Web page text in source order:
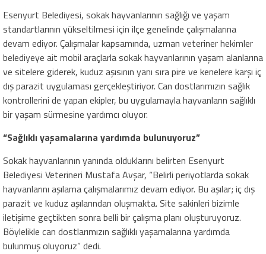
Esenyurt Belediyesi, sokak hayvanlarının sağlığı ve yaşam
standartlarının yükseltilmesi için ilçe genelinde çalışmalarına
devam ediyor. Çalışmalar kapsamında, uzman veteriner hekimler
belediyeye ait mobil araçlarla sokak hayvanlarının yaşam alanlarına
ve sitelere giderek, kuduz aşısının yanı sıra pire ve kenelere karşı iç
dış parazit uygulaması gerçekleştiriyor. Can dostlarımızın sağlık
kontrollerini de yapan ekipler, bu uygulamayla hayvanların sağlıklı
bir yaşam sürmesine yardımcı oluyor.
“Sağlıklı yaşamalarına yardımda bulunuyoruz”
Sokak hayvanlarının yanında olduklarını belirten Esenyurt
Belediyesi Veterineri Mustafa Avşar, “Belirli periyotlarda sokak
hayvanlarını aşılama çalışmalarımız devam ediyor. Bu aşılar; iç dış
parazit ve kuduz aşılarından oluşmakta. Site sakinleri bizimle
iletişime geçtikten sonra belli bir çalışma planı oluşturuyoruz.
Böylelikle can dostlarımızın sağlıklı yaşamalarına yardımda
bulunmuş oluyoruz” dedi.